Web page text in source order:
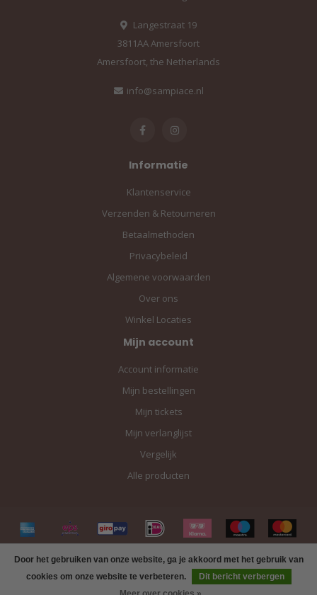
Door het gebruiken van onze website, ga je akkoord met het gebruik van
cookies om onze website te verbeteren.
Dit bericht verbergen
Langestraat 19
3811AA Amersfoort
Amersfoort, the Netherlands
info@sampiace.nl
Informatie
Klantenservice
Verzenden & Retourneren
Betaalmethoden
Privacybeleid
Algemene voorwaarden
Over ons
Winkel Locaties
Mijn account
Account informatie
Mijn bestellingen
Mijn tickets
Mijn verlanglijst
Vergelijk
Alle producten